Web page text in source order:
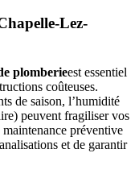
Lez-
plomberieest essentiel
coûteuses.
de saison, l’humidité
peuvent fragiliser vos
préventive
et de garantir